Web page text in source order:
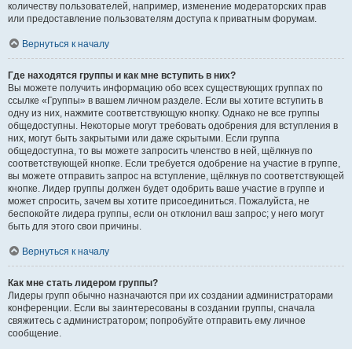
количеству пользователей, например, изменение модераторских прав
или предоставление пользователям доступа к приватным форумам.
Вернуться к началу
Где находятся группы и как мне вступить в них?
Вы можете получить информацию обо всех существующих группах по
ссылке «Группы» в вашем личном разделе. Если вы хотите вступить в
одну из них, нажмите соответствующую кнопку. Однако не все группы
общедоступны. Некоторые могут требовать одобрения для вступления в
них, могут быть закрытыми или даже скрытыми. Если группа
общедоступна, то вы можете запросить членство в ней, щёлкнув по
соответствующей кнопке. Если требуется одобрение на участие в группе,
вы можете отправить запрос на вступление, щёлкнув по соответствующей
кнопке. Лидер группы должен будет одобрить ваше участие в группе и
может спросить, зачем вы хотите присоединиться. Пожалуйста, не
беспокойте лидера группы, если он отклонил ваш запрос; у него могут
быть для этого свои причины.
Вернуться к началу
Как мне стать лидером группы?
Лидеры групп обычно назначаются при их создании администраторами
конференции. Если вы заинтересованы в создании группы, сначала
свяжитесь с администратором; попробуйте отправить ему личное
сообщение.